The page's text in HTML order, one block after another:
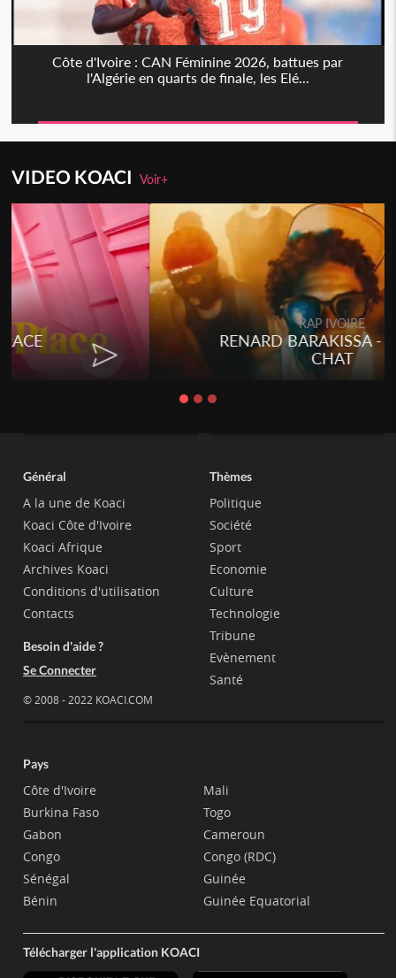
Côte d'Ivoire : CAN Féminine 2026, battues par
l'Algérie en quarts de finale, les Elé...
VIDEO KOACIVoir+
Togo
Talakaka - ÉTÉRÉRÉ
Général
A la une de Koaci
Koaci Côte d'Ivoire
Koaci Afrique
Archives Koaci
Conditions d'utilisation
Contacts
Besoin d'aide ?
Se Connecter
© 2008 - 2022 KOACI.COM
Thèmes
Politique
Société
Sport
Economie
Culture
Technologie
Tribune
Evènement
Santé
Pays
Côte d'Ivoire
Burkina Faso
Gabon
Congo
Sénégal
Bénin
Mali
Togo
Cameroun
Congo (RDC)
Guinée
Guinée Equatorial
Télécharger l'application KOACI